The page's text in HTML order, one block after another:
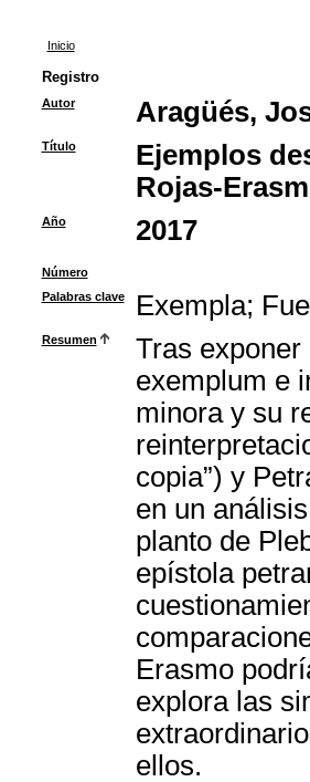
Inicio
Registro
Autor Aragüés,
Título
Ejemplos
Rojas-
Año 2017
Número
Palabras clave
Exempla;
Resumen
Tras
exemplum e
minora y su
copia”) y
en un
planto de
epístola
Erasmo
explora las
ellos.